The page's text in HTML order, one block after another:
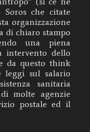
che citate
organizzazione
di chiaro stampo
una piena
intervento dello
da questo think
leggi sul salario
sanitaria
molte agenzie
postale ed il